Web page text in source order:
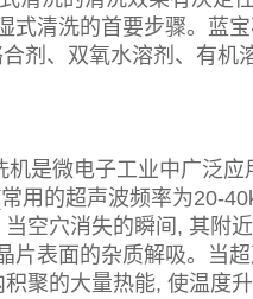
式清洗的首要步骤。蓝
剂、双氧水溶剂、有机
是微电子工业中广泛应
用的超声波频率为20-
空穴消失的瞬间, 其附
片表面的杂质解吸。当
聚的大量热能, 使温度